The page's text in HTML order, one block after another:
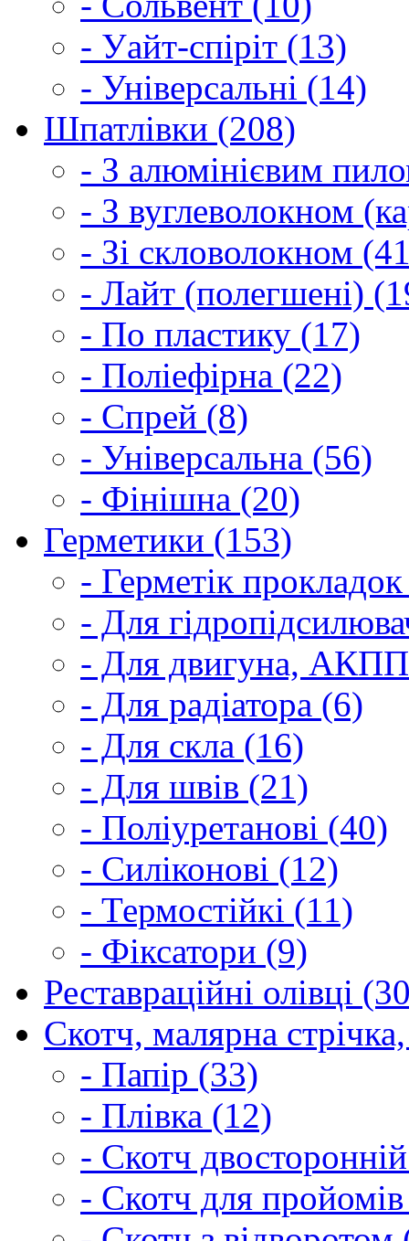
- Уайт-спіріт (13)
- Універсальні (14)
Шпатлівки (208)
- З алюмінієвим
- З вуглеволокном
- Зі скловолокном
- Лайт (полегшені)
- По пластику (17)
- Поліефірна (22)
- Спрей (8)
- Універсальна (56)
- Фінішна (20)
Герметики (153)
- Герметік
- Для
- Для двигуна,
- Для радіатора (6)
- Для скла (16)
- Для швів (21)
- Поліуретанові (40)
- Силіконові (12)
- Термостійкі (11)
- Фіксатори (9)
Реставраційні олівці
Скотч, малярна
- Папір (33)
- Плівка (12)
- Скотч
- Скотч для